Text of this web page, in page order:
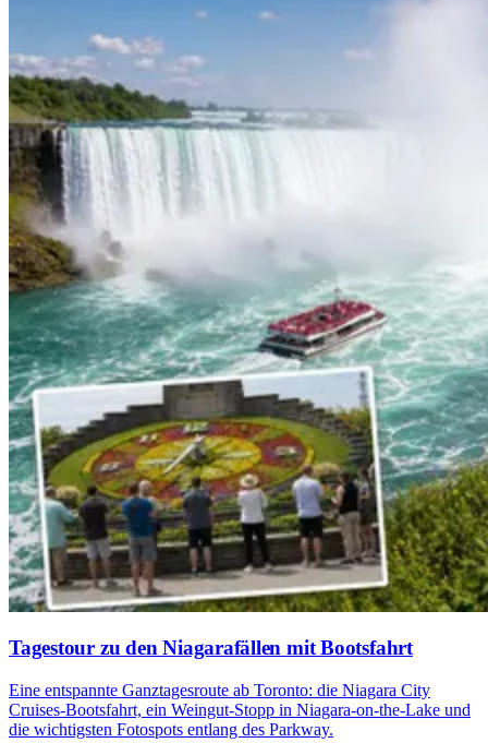
Tagestour zu den Niagarafällen mit Bootsfahrt
Eine entspannte Ganztagesroute ab Toronto: die Niagara City
Cruises-Bootsfahrt, ein Weingut-Stopp in Niagara-on-the-Lake und
die wichtigsten Fotospots entlang des Parkway.